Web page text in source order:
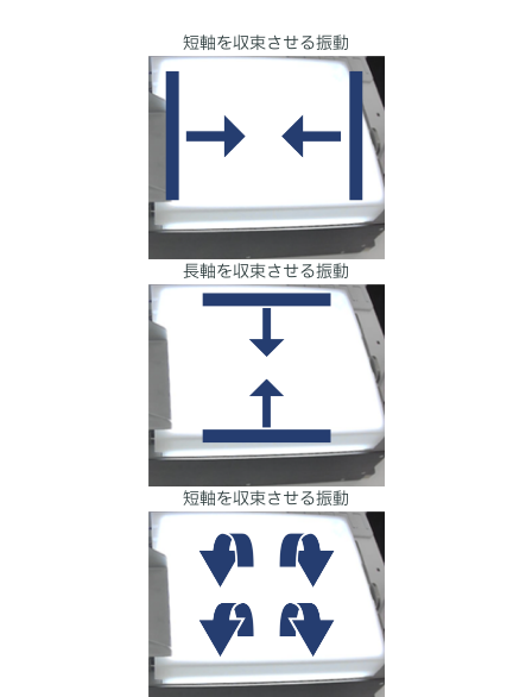
短軸を収束させる振動
長軸を収束させる振動
短軸を収束させる振動